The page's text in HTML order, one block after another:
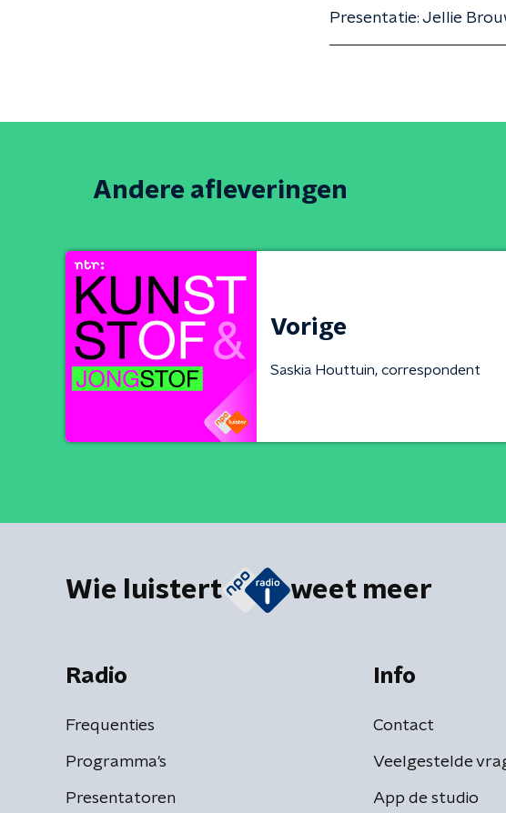
Presentatie: Jellie
Andere afleveringen
Vorige
Saskia Houttuin, correspondent
Wie luistert weet meer
Radio
Frequenties
Programma's
Presentatoren
Info
Contact
Veelgestelde
App de studio